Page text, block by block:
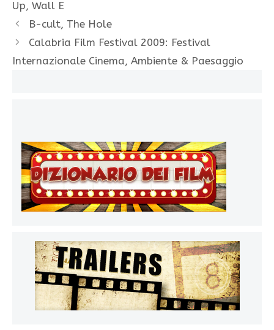
Up, Wall E
B-cult, The Hole
Calabria Film Festival 2009: Festival
Internazionale Cinema, Ambiente & Paesaggio